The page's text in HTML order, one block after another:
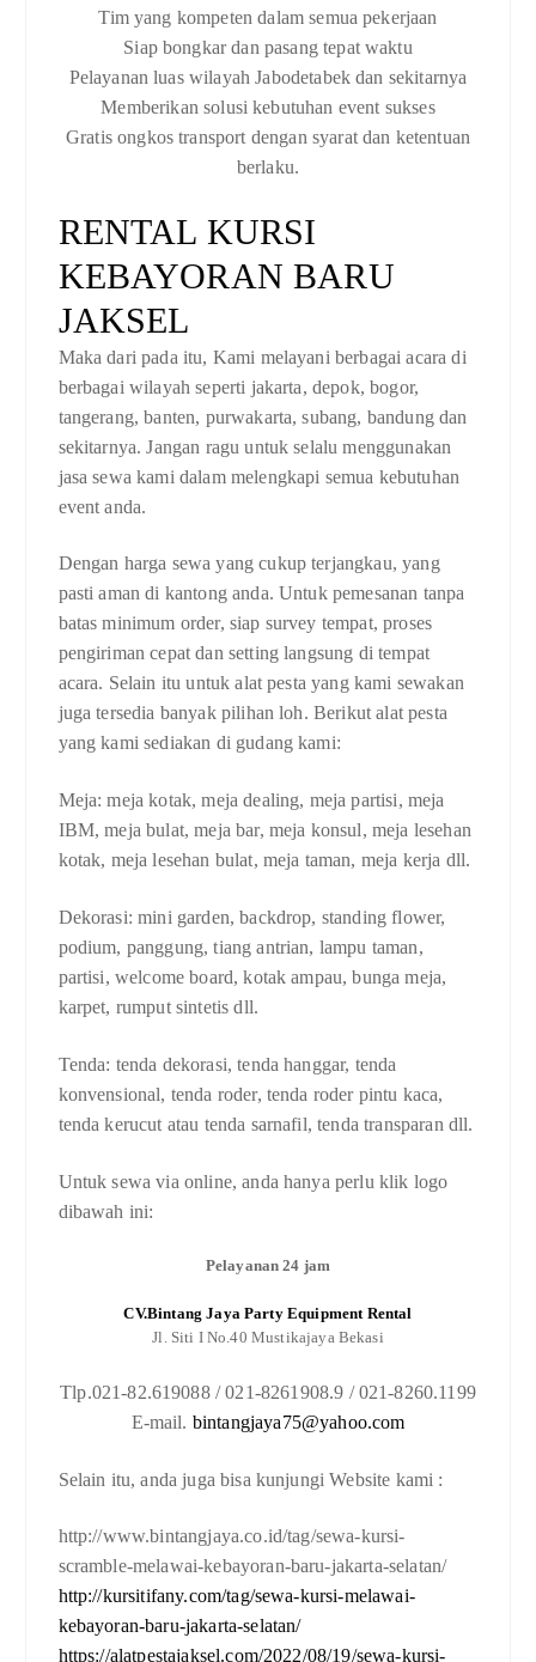
Tim yang kompeten dalam semua pekerjaan
Siap bongkar dan pasang tepat waktu
Pelayanan luas wilayah Jabodetabek dan sekitarnya
Memberikan solusi kebutuhan event sukses
Gratis ongkos transport dengan syarat dan ketentuan
berlaku.
RENTAL KURSI
KEBAYORAN BARU
JAKSEL
Maka dari pada itu, Kami melayani berbagai acara di
berbagai wilayah seperti jakarta, depok, bogor,
tangerang, banten, purwakarta, subang, bandung dan
sekitarnya. Jangan ragu untuk selalu menggunakan
jasa sewa kami dalam melengkapi semua kebutuhan
event anda.
Dengan harga sewa yang cukup terjangkau, yang
pasti aman di kantong anda. Untuk pemesanan tanpa
batas minimum order, siap survey tempat, proses
pengiriman cepat dan setting langsung di tempat
acara. Selain itu untuk alat pesta yang kami sewakan
juga tersedia banyak pilihan loh. Berikut alat pesta
yang kami sediakan di gudang kami:
Meja: meja kotak, meja dealing, meja partisi, meja
IBM, meja bulat, meja bar, meja konsul, meja lesehan
kotak, meja lesehan bulat, meja taman, meja kerja dll.
Dekorasi: mini garden, backdrop, standing flower,
podium, panggung, tiang antrian, lampu taman,
partisi, welcome board, kotak ampau, bunga meja,
karpet, rumput sintetis dll.
Tenda: tenda dekorasi, tenda hanggar, tenda
konvensional, tenda roder, tenda roder pintu kaca,
tenda kerucut atau tenda sarnafil, tenda transparan dll.
Untuk sewa via online, anda hanya perlu klik logo
dibawah ini:
Pelayanan 24 jam
CV.Bintang Jaya Party Equipment Rental
Jl. Siti I No.40 Mustikajaya Bekasi
Tlp.021-82.619088 / 021-8261908.9 / 021-8260.1199
E-mail. bintangjaya75@yahoo.com
Selain itu, anda juga bisa kunjungi Website kami :
http://www.bintangjaya.co.id/tag/sewa-kursi-
scramble-melawai-kebayoran-baru-jakarta-selatan/
http://kursitifany.com/tag/sewa-kursi-melawai-
kebayoran-baru-jakarta-selatan/
https://alatpestajaksel.com/2022/08/19/sewa-kursi-